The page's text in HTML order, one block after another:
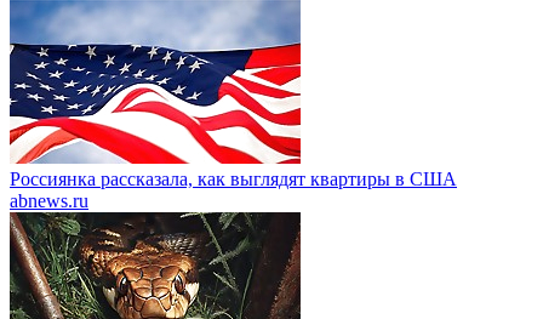
Россиянка рассказала, как выглядят квартиры в США
abnews.ru